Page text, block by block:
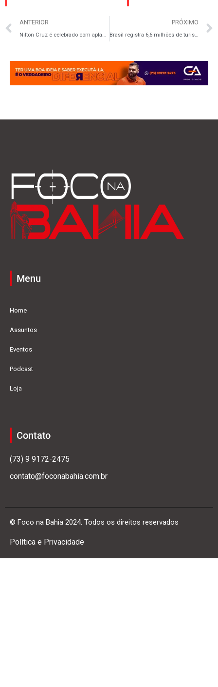
ANTERIOR
Nilton Cruz é celebrado com aplausos e homenagens em mais um aniversário
PRÓXIMO
Brasil registra 6,6 milhões de turistas internacionais
Menu
Home
Assuntos
Eventos
Podcast
Loja
Contato
(73) 9 9172-2475
contato@foconabahia.com.br
© Foco na Bahia 2024. Todos os direitos reservados
Política e Privacidade